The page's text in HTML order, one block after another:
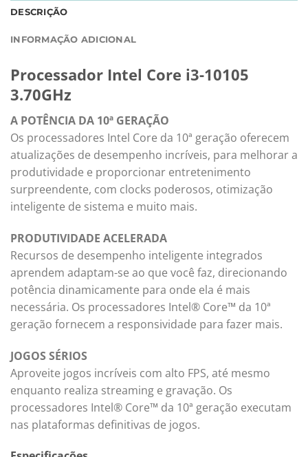
DESCRIÇÃO
INFORMAÇÃO ADICIONAL
Processador Intel Core i3-10105
3.70GHz
A POTÊNCIA DA 10ª GERAÇÃO
Os processadores Intel Core da 10ª geração oferecem
atualizações de desempenho incríveis, para melhorar a
produtividade e proporcionar entretenimento
surpreendente, com clocks poderosos, otimização
inteligente de sistema e muito mais.
PRODUTIVIDADE ACELERADA
Recursos de desempenho inteligente integrados
aprendem adaptam-se ao que você faz, direcionando
potência dinamicamente para onde ela é mais
necessária. Os processadores Intel® Core™ da 10ª
geração fornecem a responsividade para fazer mais.
JOGOS SÉRIOS
Aproveite jogos incríveis com alto FPS, até mesmo
enquanto realiza streaming e gravação. Os
processadores Intel® Core™ da 10ª geração executam
nas plataformas definitivas de jogos.